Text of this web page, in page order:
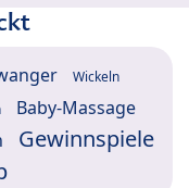
Wickeln
Baby-Massage
Gewinnspiele